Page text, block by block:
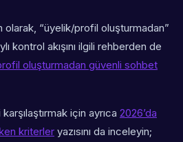
olarak, “üyelik/profil oluşturmadan”
kontrol akışını ilgili rehberden de
oluşturmadan güvenli sohbet
için ayrıca 2026’da
kriterler yazısını da inceleyin;